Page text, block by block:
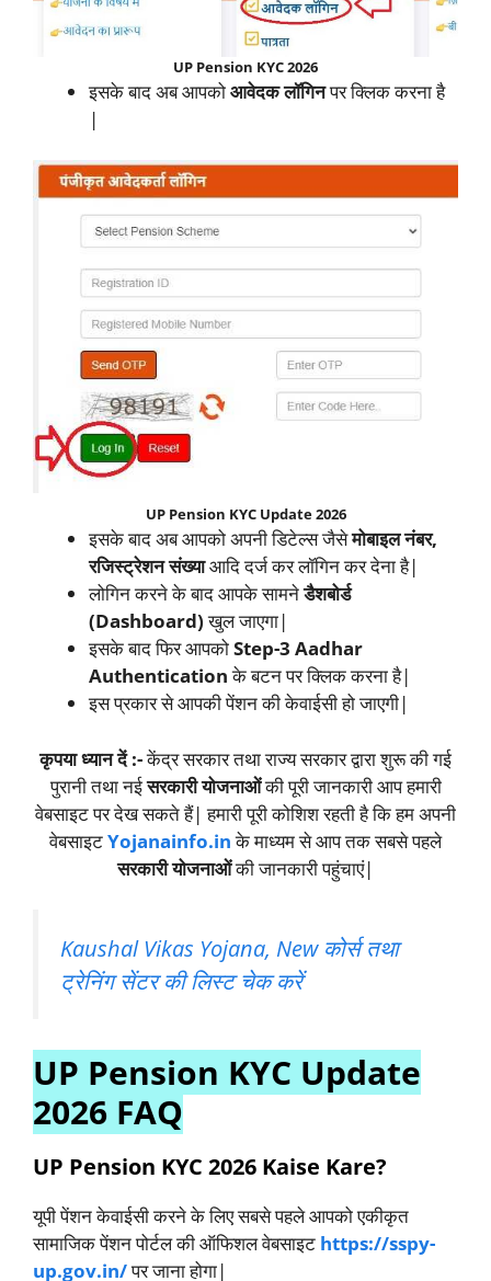
UP Pension KYC 2026
इसके बाद अब आपकोआवेदक लॉगिनपर क्लिक करना है
|
UP Pension KYC Update 2026
इसके बाद अब आपको अपनी डिटेल्स जैसेमोबाइल नंबर,
रजिस्ट्रेशन संख्याआदि दर्ज कर लॉगिन कर देना है|
लोगिन करने के बाद आपके सामनेडैशबोर्ड
(Dashboard)खुल जाएगा|
इसके बाद फिर आपकोStep-3 Aadhar
Authenticationके बटन पर क्लिक करना है|
इस प्रकार से आपकी पेंशन की केवाईसी हो जाएगी|
कृपया ध्यान दें :-केंद्र सरकार तथा राज्य सरकार द्वारा शुरू की गई
पुरानी तथा नईसरकारी योजनाओंकी पूरी जानकारी आप हमारी
वेबसाइट पर देख सकते हैं| हमारी पूरी कोशिश रहती है कि हम अपनी
वेबसाइटYojanainfo.inके माध्यम से आप तक सबसे पहले
सरकारी योजनाओंकी जानकारी पहुंचाएं|
Kaushal Vikas Yojana, New कोर्स तथा
ट्रेनिंग सेंटर की लिस्ट चेक करें
UP Pension KYC Update
2026 FAQ
UP Pension KYC 2026 Kaise Kare?
यूपी पेंशन केवाईसी करने के लिए सबसे पहले आपको एकीकृत
सामाजिक पेंशन पोर्टल की ऑफिशल वेबसाइट https://sspy-
up.gov.in/पर जाना होगा|